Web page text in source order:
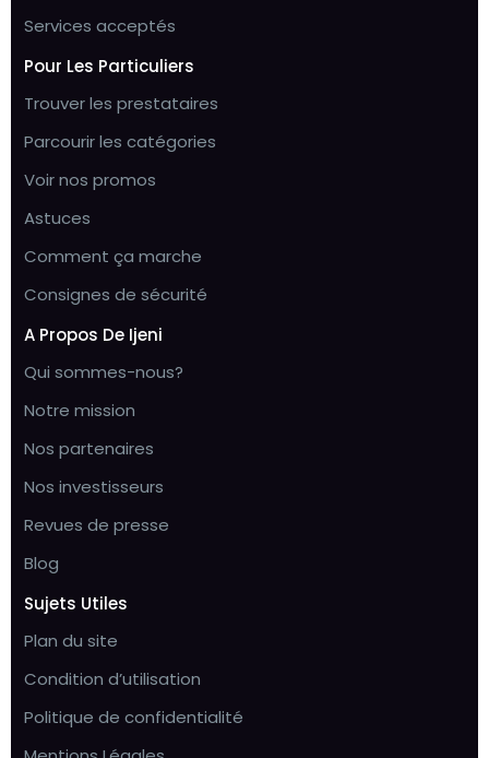
Services acceptés
Pour Les Particuliers
Trouver les prestataires
Parcourir les catégories
Voir nos promos
Astuces
Comment ça marche
Consignes de sécurité
A Propos De Ijeni
Qui sommes-nous?
Notre mission
Nos partenaires
Nos investisseurs
Revues de presse
Blog
Sujets Utiles
Plan du site
Condition d’utilisation
Politique de confidentialité